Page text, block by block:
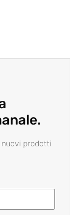
nuovi prodotti